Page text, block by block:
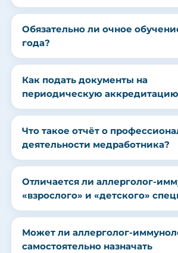
Обязательно ли очное
года?
Как подать документы на
периодическую
Что такое отчёт о
деятельности медработника?
Отличается ли аллерголог-
«взрослого» и «детского»
Может ли аллерголог-
самостоятельно назначать